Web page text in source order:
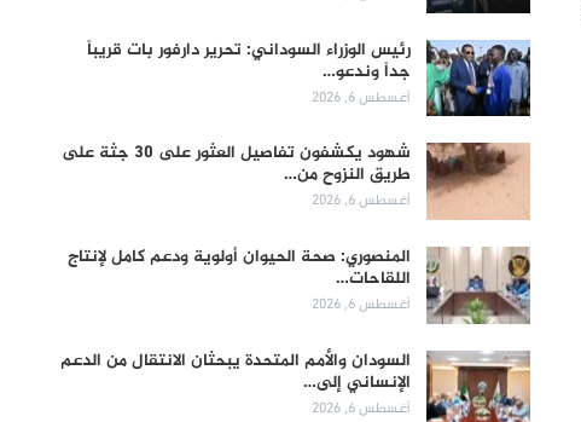
رئيس الوزراء السوداني: تحرير دارفور بات قريباً
جداً وندعو…
أغسطس 6, 2026
شهود يكشفون تفاصيل العثور على 30 جثة على
طريق النزوح من…
أغسطس 6, 2026
المنصوري: صحة الحيوان أولوية ودعم كامل لإنتاج
اللقاحات…
أغسطس 6, 2026
السودان والأمم المتحدة يبحثان الانتقال من الدعم
الإنساني إلى…
أغسطس 6, 2026